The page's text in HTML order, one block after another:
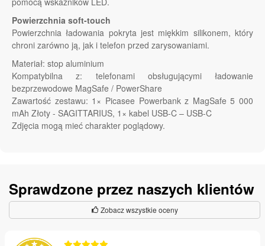
Powierzchnia soft-touch
Powierzchnia ładowania pokryta jest miękkim silikonem, który
chroni zarówno ją, jak i telefon przed zarysowaniami.
Materiał: stop aluminium
Kompatybilna z: telefonami obsługującymi ładowanie
bezprzewodowe MagSafe / PowerShare
Zawartość zestawu: 1× Picasee Powerbank z MagSafe 5 000
mAh Złoty - SAGITTARIUS, 1× kabel USB-C – USB-C
Zdjęcia mogą mieć charakter poglądowy.
Sprawdzone przez naszych klientów
Zobacz wszystkie oceny